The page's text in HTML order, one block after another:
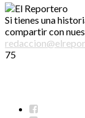
Si tienes una
compartir con
75